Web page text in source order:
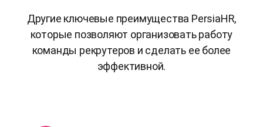
Другие ключевые преимущества PersiaHR,
которые позволяют организовать работу
команды рекрутеров и сделать ее более
эффективной.